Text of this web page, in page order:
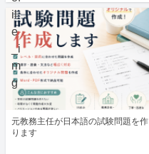
元教務主任が日本語の試験問題を作
ります